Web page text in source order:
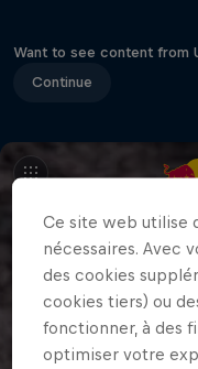
Want to see content from
Continue
Ce site web utilise
nécessaires. Avec
des cookies
cookies tiers) ou
fonctionner, à des
optimiser votre